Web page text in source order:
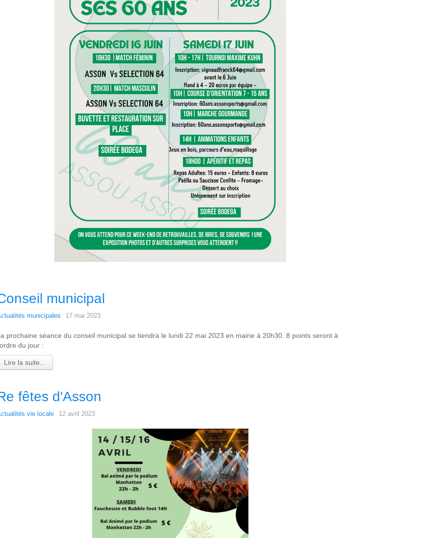
municipal
municipales 17 mai 2023
prochaine séance du conseil municipal se tiendra le lundi 22 mai 2023 en mairie à 20h30. 8 points seront à
du jour :
Lire la suite...
fêtes d'Asson
vie locale 12 avril 2023